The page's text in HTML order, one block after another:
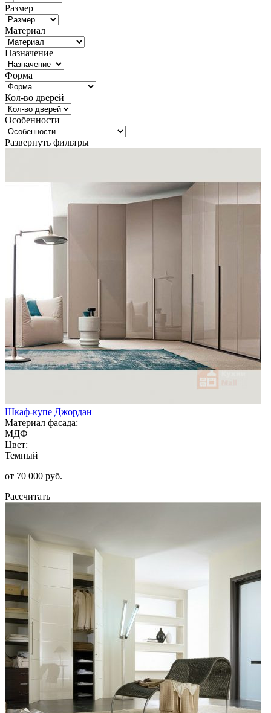
Размер
Материал
Назначение
Форма
Кол-во дверей
Особенности
Развернуть фильтры
Шкаф-купе Джордан
Материал фасада:
МДФ
Цвет:
Темный
от 70 000 руб.
Рассчитать